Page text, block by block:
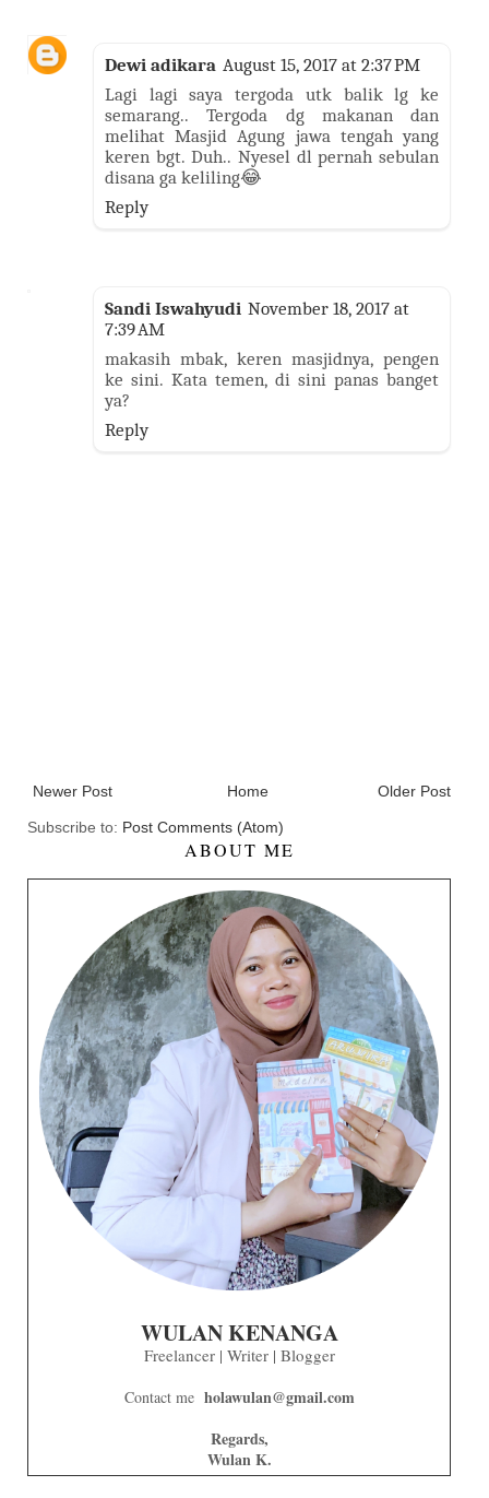
Dewi adikara August 15, 2017 at 2:37 PM
Lagi lagi saya tergoda utk balik lg ke
semarang.. Tergoda dg makanan dan
melihat Masjid Agung jawa tengah yang
keren bgt. Duh.. Nyesel dl pernah sebulan
disana ga keliling😂
Reply
Sandi Iswahyudi November 18, 2017 at
7:39 AM
makasih mbak, keren masjidnya, pengen
ke sini. Kata temen, di sini panas banget
ya?
Reply
Newer Post Older Post
Home
Subscribe to: Post Comments (Atom)
ABOUT ME
WULAN KENANGA
Freelancer | Writer | Blogger
Contact me holawulan@gmail.com
Regards,
Wulan K.